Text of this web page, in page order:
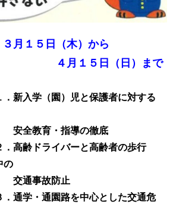
１５日（木）から
日（日）まで
入学（園）児と保護者に対する
安全教育・指導の徹底
イバーと高齢者の歩行
の
防止
園路を中心とした交通危